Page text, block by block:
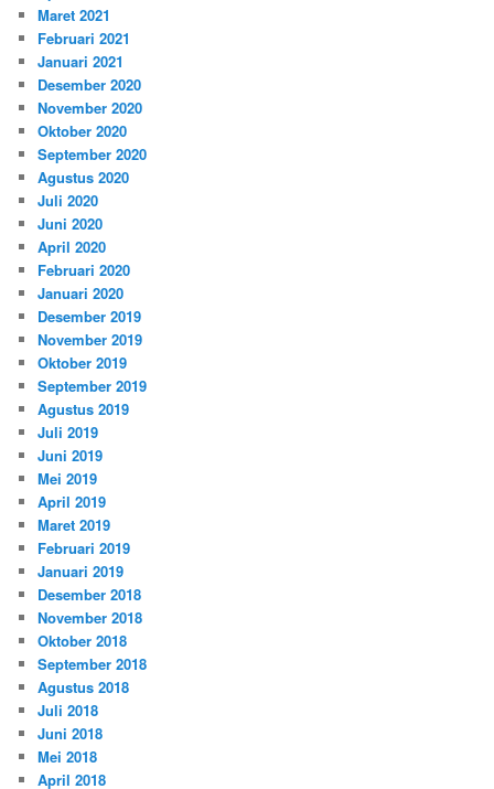
Maret 2021
Februari 2021
Januari 2021
Desember 2020
November 2020
Oktober 2020
September 2020
Agustus 2020
Juli 2020
Juni 2020
April 2020
Februari 2020
Januari 2020
Desember 2019
November 2019
Oktober 2019
September 2019
Agustus 2019
Juli 2019
Juni 2019
Mei 2019
April 2019
Maret 2019
Februari 2019
Januari 2019
Desember 2018
November 2018
Oktober 2018
September 2018
Agustus 2018
Juli 2018
Juni 2018
Mei 2018
April 2018